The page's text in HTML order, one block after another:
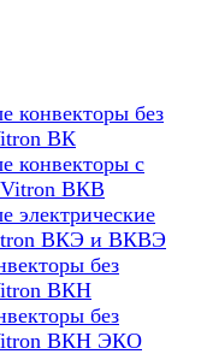
конвекторы без
ВК
конвекторы с
Vitron ВКВ
электрические
ВКЭ и ВКВЭ
без
ВКН
без
ВКН ЭКО